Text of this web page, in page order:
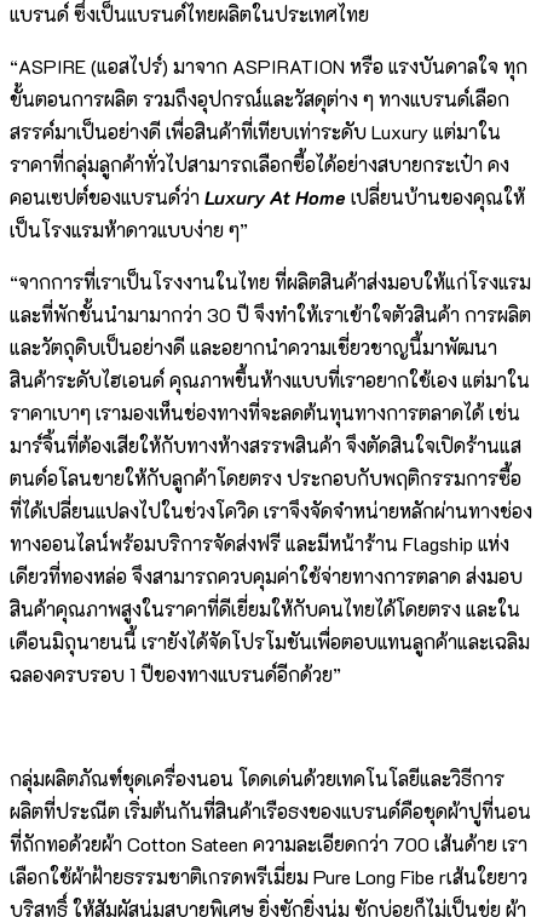
แบรนด์ ซึ่งเป็นแบรนด์ไทยผลิตในประเทศไทย
“ASPIRE (แอสไปร์) มาจาก ASPIRATION หรือ แรงบันดาลใจ ทุก
ขั้นตอนการผลิต รวมถึงอุปกรณ์และวัสดุต่าง ๆ ทางแบรนด์เลือก
สรรค์มาเป็นอย่างดี เพื่อสินค้าที่เทียบเท่าระดับ Luxury แต่มาใน
ราคาที่กลุ่มลูกค้าทั่วไปสามารถเลือกซื้อได้อย่างสบายกระเป๋า คง
คอนเซปต์ของแบรนด์ว่าLuxury At Homeเปลี่ยนบ้านของคุณให้
เป็นโรงแรมห้าดาวแบบง่าย ๆ”
“จากการที่เราเป็นโรงงานในไทย ที่ผลิตสินค้าส่งมอบให้แก่โรงแรม
และที่พักชั้นนำมามากว่า 30 ปี จึงทำให้เราเข้าใจตัวสินค้า การผลิต
และวัตถุดิบเป็นอย่างดี และอยากนำความเชี่ยวชาญนี้มาพัฒนา
สินค้าระดับไฮเอนด์ คุณภาพขึ้นห้างแบบที่เราอยากใช้เอง แต่มาใน
ราคาเบาๆ เรามองเห็นช่องทางที่จะลดต้นทุนทางการตลาดได้ เช่น
มาร์จิ้นที่ต้องเสียให้กับทางห้างสรรพสินค้า จึงตัดสินใจเปิดร้านแส
ตนด์อโลนขายให้กับลูกค้าโดยตรง ประกอบกับพฤติกรรมการซื้อ
ที่ได้เปลี่ยนแปลงไปในช่วงโควิด เราจึงจัดจำหน่ายหลักผ่านทางช่อง
ทางออนไลน์พร้อมบริการจัดส่งฟรี และมีหน้าร้าน Flagship แห่ง
เดียวที่ทองหล่อ จึงสามารถควบคุมค่าใช้จ่ายทางการตลาด ส่งมอบ
สินค้าคุณภาพสูงในราคาที่ดีเยี่ยมให้กับคนไทยได้โดยตรง และใน
เดือนมิถุนายนนี้ เรายังได้จัดโปรโมชันเพื่อตอบแทนลูกค้าและเฉลิม
ฉลองครบรอบ 1 ปีของทางแบรนด์อีกด้วย”
กลุ่มผลิตภัณฑ์ชุดเครื่องนอน โดดเด่นด้วยเทคโนโลยีและวิธีการ
ผลิตที่ประณีต เริ่มต้นกันที่สินค้าเรือธงของแบรนด์คือชุดผ้าปูที่นอน
ที่ถักทอด้วยผ้า Cotton Sateen ความละเอียดกว่า 700 เส้นด้าย เรา
เลือกใช้ผ้าฝ้ายธรรมชาติเกรดพรีเมี่ยม Pure Long Fibe rเส้นใยยาว
บริสุทธิ์ ให้สัมผัสนุ่มสบายพิเศษ ยิ่งซักยิ่งนุ่ม ซักบ่อยก็ไม่เป็นขุ่ย ผ้า